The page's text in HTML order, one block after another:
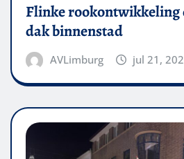
Flinke rookontwikkeling
dak binnenstad
AVLimburg jul 21,